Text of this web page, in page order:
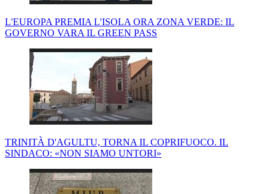
L'EUROPA PREMIA L'ISOLA ORA ZONA VERDE: IL
GOVERNO VARA IL GREEN PASS
TRINITÀ D'AGULTU, TORNA IL COPRIFUOCO. IL
SINDACO: «NON SIAMO UNTORI»